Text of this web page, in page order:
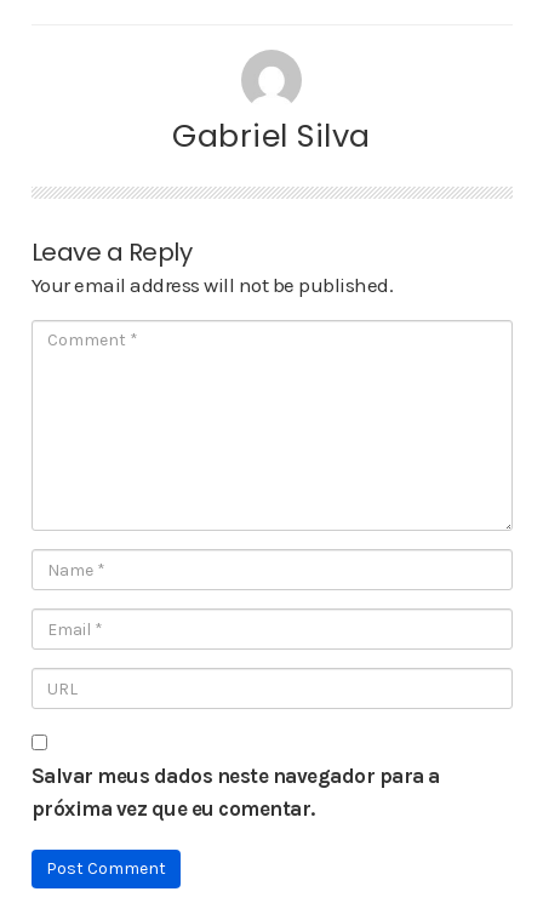
Gabriel Silva
Leave a Reply
Your email address will not be published.
Salvar meus dados neste navegador para a
próxima vez que eu comentar.